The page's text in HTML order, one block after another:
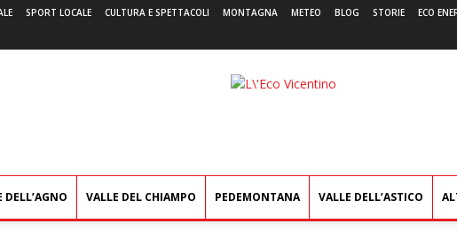
SPORT LOCALE CULTURA E SPETTACOLI MONTAGNA METEO BLOG STORIE ECO
L'Eco
DELL’AGNO VALLE DEL CHIAMPO PEDEMONTANA VALLE DELL’ASTICO